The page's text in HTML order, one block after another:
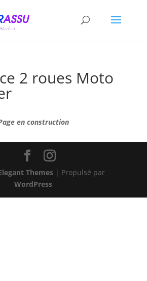
2 roues Moto
en construction
Themes| Propulsé par
WordPress